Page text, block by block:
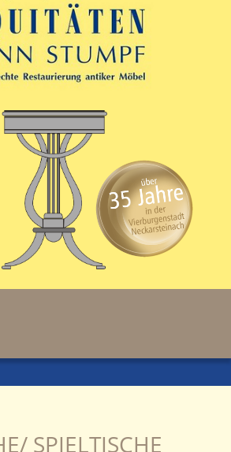
SPIELTISCHE